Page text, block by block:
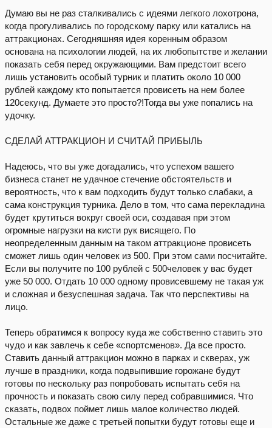
Думаю вы не раз сталкивались с идеями легкого лохотрона,
когда прогуливались по городскому парку или катались на
аттракционах. Сегодняшняя идея коренным образом
основана на психологии людей, на их любопытстве и желании
показать себя перед окружающими. Вам предстоит всего
лишь установить особый турник и платить около 10 000
рублей каждому кто попытается провисеть на нем более
120секунд. Думаете это просто?!Тогда вы уже попались на
удочку.
СДЕЛАЙ АТТРАКЦИОН И СЧИТАЙ ПРИБЫЛЬ
Надеюсь, что вы уже догадались, что успехом вашего
бизнеса станет не удачное стечение обстоятельств и
вероятность, что к вам подходить будут только слабаки, а
сама конструкция турника. Дело в том, что сама перекладина
будет крутиться вокруг своей оси, создавая при этом
огромные нагрузки на кисти рук висящего. По
неопределенным данным на таком аттракционе провисеть
сможет лишь один человек из 500. При этом сами посчитайте.
Если вы получите по 100 рублей с 500человек у вас будет
уже 50 000. Отдать 10 000 одному провисевшему не такая уж
и сложная и безуспешная задача. Так что перспективы на
лицо.
Теперь обратимся к вопросу куда же собственно ставить это
чудо и как завлечь к себе «спортсменов». Да все просто.
Ставить данный аттракцион можно в парках и скверах, уж
лучше в праздники, когда подвыпившие горожане будут
готовы по нескольку раз попробовать испытать себя на
прочность и показать свою силу перед собравшимися. Что
сказать, подвох поймет лишь малое количество людей.
Остальные же даже с третьей попытки будут готовы еще и